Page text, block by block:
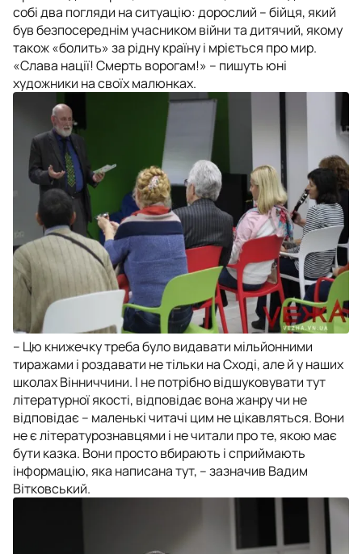
собі два погляди на ситуацію: дорослий – бійця, який
був безпосереднім учасником війни та дитячий, якому
також «болить» за рідну країну і мріється про мир.
«Слава нації! Смерть ворогам!» – пишуть юні
художники на своїх малюнках.
– Цю книжечку треба було видавати мільйонними
тиражами і роздавати не тільки на Сході, але й у наших
школах Вінниччини. І не потрібно відшуковувати тут
літературної якості, відповідає вона жанру чи не
відповідає – маленькі читачі цим не цікавляться. Вони
не є літературознавцями і не читали про те, якою має
бути казка. Вони просто вбирають і сприймають
інформацію, яка написана тут, – зазначив Вадим
Вітковський.